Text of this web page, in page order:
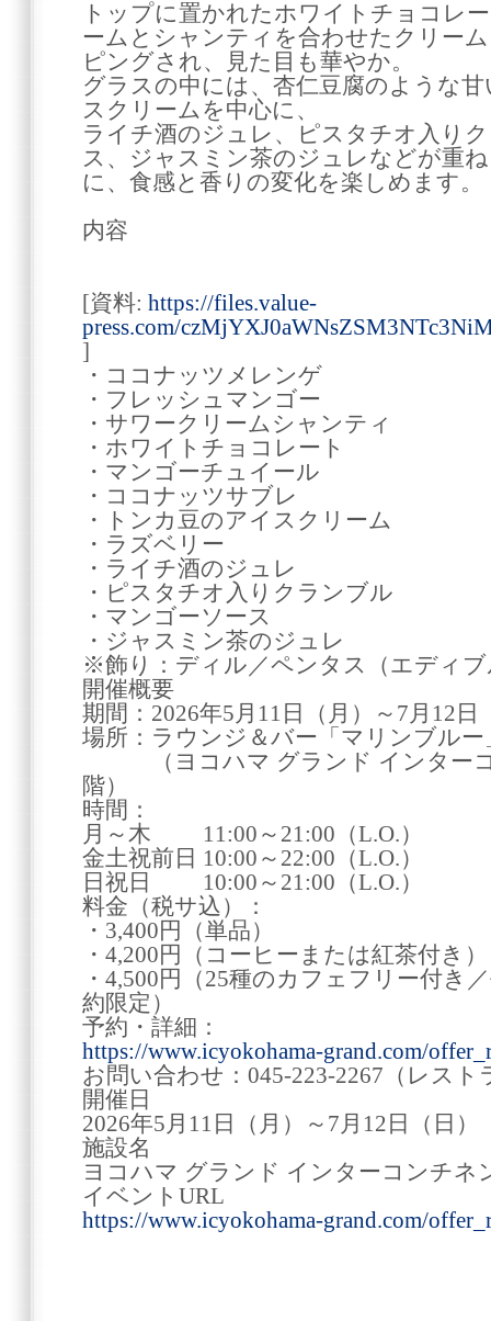
トップに置かれたホワイトチョコレ
ームとシャンティを合わせたクリー
ピングされ、見た目も華やか。
グラスの中には、杏仁豆腐のような
スクリームを中心に、
ライチ酒のジュレ、ピスタチオ入り
ス、ジャスミン茶のジュレなどが重
に、食感と香りの変化を楽しめます。
内容
[資料: https://files.value-
press.com/
]
・ココナッツメレンゲ
・フレッシュマンゴー
・サワークリームシャンティ
・ホワイトチョコレート
・マンゴーチュイール
・ココナッツサブレ
・トンカ豆のアイスクリーム
・ラズベリー
・ライチ酒のジュレ
・ピスタチオ入りクランブル
・マンゴーソース
・ジャスミン茶のジュレ
※飾り：ディル／ペンタス（エディ
開催概要
期間：2026年5月11日（月）～7月12日
場所：ラウンジ＆バー「マリンブルー
（ヨコハマ グランド インターコ
階）
時間：
月～木 11:00～21:00（L.O.）
金土祝前日 10:00～22:00（L.O.）
日祝日 10:00～21:00（L.O.）
料金（税サ込）：
・3,400円（単品）
・4,200円（コーヒーまたは紅茶付き）
・4,500円（25種のカフェフリー付き
約限定）
予約・詳細：
https://www.icyokohama-grand.com/
お問い合わせ：045-223-2267（レスト
開催日
2026年5月11日（月）～7月12日（日）
施設名
ヨコハマ グランド インターコンチネ
イベントURL
https://www.icyokohama-grand.com/